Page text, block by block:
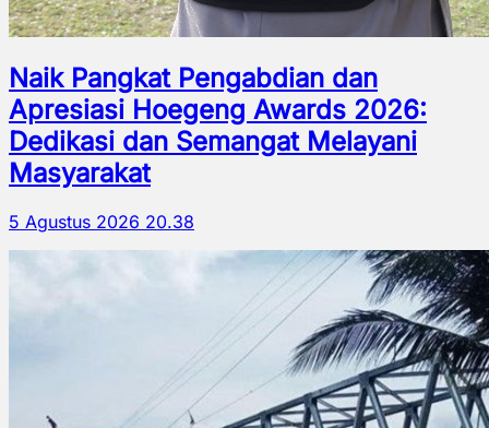
Naik Pangkat Pengabdian dan
Apresiasi Hoegeng Awards 2026:
Dedikasi dan Semangat Melayani
Masyarakat
5 Agustus 2026 20.38